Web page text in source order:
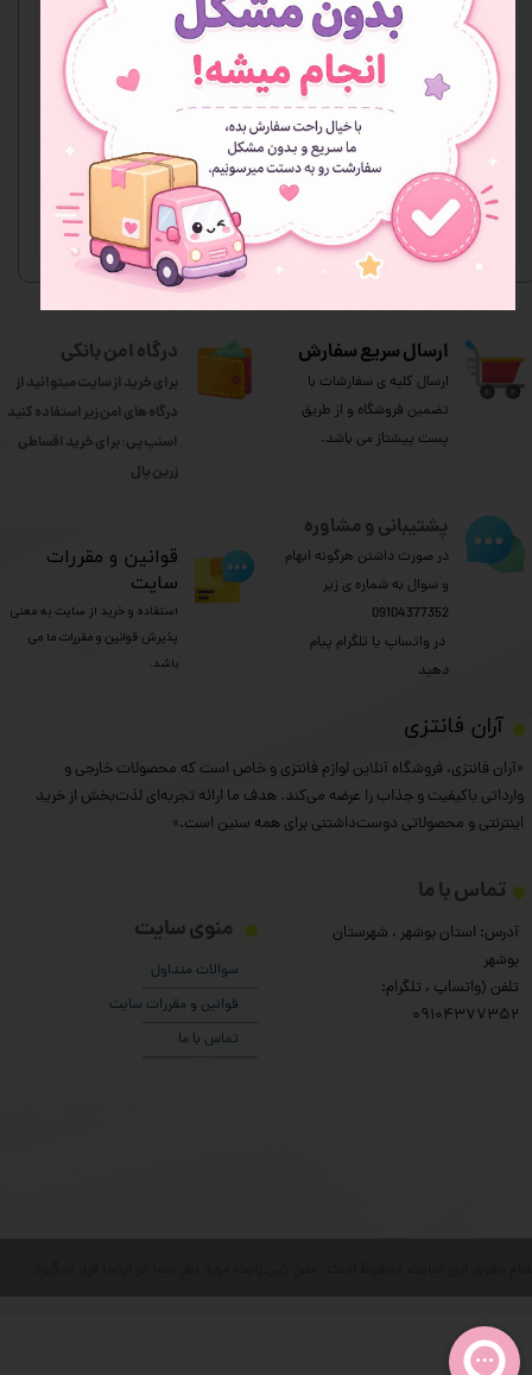
هنوز نظری ثبت نشده
اولین نفری باشید که نظر می‌دهید
ثبت نظر
ارسال سریع سفارش
ارسال کلیه ی سفارشات با
تضمین فروشگاه و از طریق
پست پیشتاز می باشد.
​آران فانتزی
«آران فانتزی، فروشگاه آنلاین لوازم فانتزی و خاص است که محصولات خارجی و
وارداتی باکیفیت و جذاب را عرضه می‌کند. هدف ما ارائه تجربه‌ای لذت‌بخش از خرید
اینترنتی و محصولاتی دوست‌داشتنی برای همه سنین است.»
منوی سایت
سوالات متداول
قوانین و مقررات سایت
تماس با ما
تماس با ما
آدرس: استان بوشهر ، شهرستان
بوشهر
تلفن (واتساپ ، تلگرام:
۰9104377352
درگاه امن بانکی
برای خرید از سایت میتوانید از
درگاه های امن زیر استفاده کنید
اسنپ پی: برای خرید اقساطی
​​​​​​​زرین پال
پشتیبانی و مشاوره
در صورت داشتن هرگونه ابهام
و سوال به شماره ی زیر
09104377352
​​​​​​​ در واتساپ یا تلگرام پیام
دهید
​قوانین و مقررات
سایت
استفاده و خرید از سایت به معنی
پذیرش قوانین و مقررات ما می
باشد.